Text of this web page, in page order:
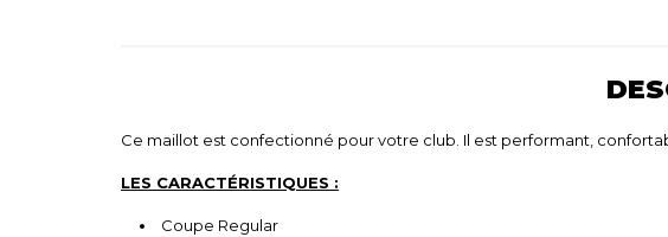
Ce maillot est confectionné pour votre club. Il est performant,
LES CARACTÉRISTIQUES :
Coupe Regular